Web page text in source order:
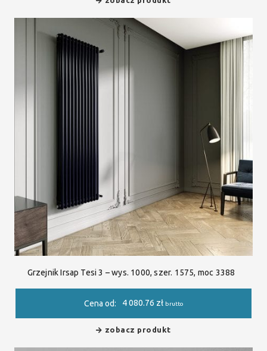
Grzejnik Irsap Tesi 3 – wys. 1000, szer. 1575, moc 3388
Cena od: 4 080.76 zł brutto
zobacz produkt